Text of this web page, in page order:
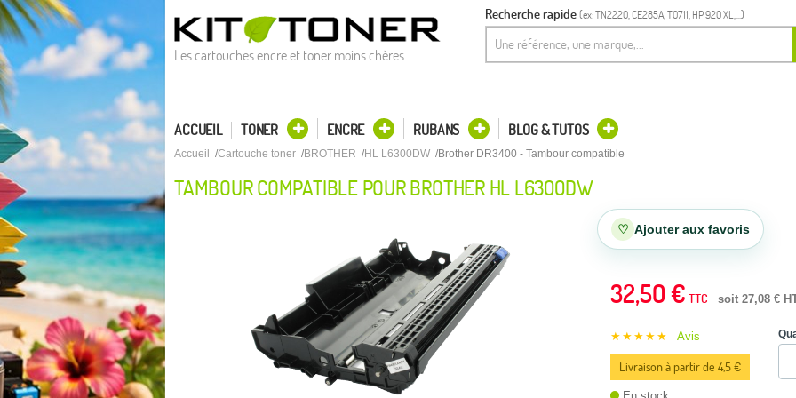
Les cartouches encre et toner moins chères
Recherche rapide (ex: TN2220, CE285A, T0711, HP 920 XL,...)
ACCUEIL TONER ENCRE RUBANS BLOG & TUTOS
Accueil Cartouche toner BROTHER HL L6300DW Brother DR3400 - Tambour compatible
TAMBOUR COMPATIBLE POUR BROTHER HL L6300DW
♡ Ajouter aux favoris
32,50 € TTC soit 27,08 €
★★★★★ Avis
Livraison à partir de 4,5 €